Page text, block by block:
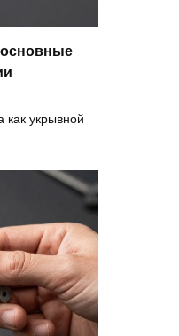
укрывной